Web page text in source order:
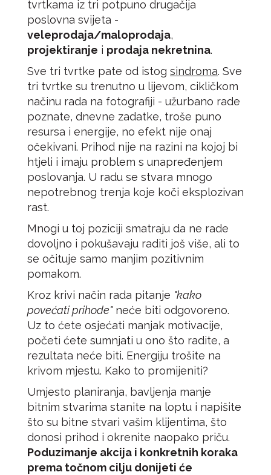
tvrtkama iz tri potpuno drugačija
poslovna svijeta -
veleprodaja/maloprodaja,
projektiranje i prodaja nekretnina.
Sve tri tvrtke pate od istog sindroma. Sve
tri tvrtke su trenutno u lijevom, cikličkom
načinu rada na fotografiji - užurbano rade
poznate, dnevne zadatke, troše puno
resursa i energije, no efekt nije onaj
očekivani. Prihod nije na razini na kojoj bi
htjeli i imaju problem s unapređenjem
poslovanja. U radu se stvara mnogo
nepotrebnog trenja koje koči eksplozivan
rast.
Mnogi u toj poziciji smatraju da ne rade
dovoljno i pokušavaju raditi još više, ali to
se očituje samo manjim pozitivnim
pomakom.
Kroz krivi način rada pitanje "kako
povećati prihode"neće biti odgovoreno.
Uz to ćete osjećati manjak motivacije,
početi ćete sumnjati u ono što radite, a
rezultata neće biti. Energiju trošite na
krivom mjestu. Kako to promijeniti?
Umjesto planiranja, bavljenja manje
bitnim stvarima stanite na loptu i napišite
što su bitne stvari vašim klijentima, što
donosi prihod i okrenite naopako priču.
Poduzimanje akcija i konkretnih koraka
prema točnom cilju donijeti će